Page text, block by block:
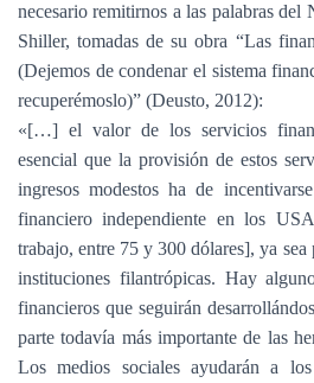
necesario remitirnos a las palabras
Shiller, tomadas de su obra “Las
(Dejemos de condenar el sistema
recuperémoslo)” (Deusto, 2012):
«[…] el valor de los servicios
esencial que la provisión de estos
ingresos modestos ha de
financiero independiente en los
trabajo, entre 75 y 300 dólares], ya
instituciones filantrópicas. Hay
financieros que seguirán
parte todavía más importante de las
Los medios sociales ayudarán a